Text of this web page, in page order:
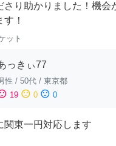
さり助かりました！機会
！
ット
っきぃ77
性 / 50代 / 東京都
19 sentiment_neutral 0 sentiment_dissatisfied 0
関東一円対応します